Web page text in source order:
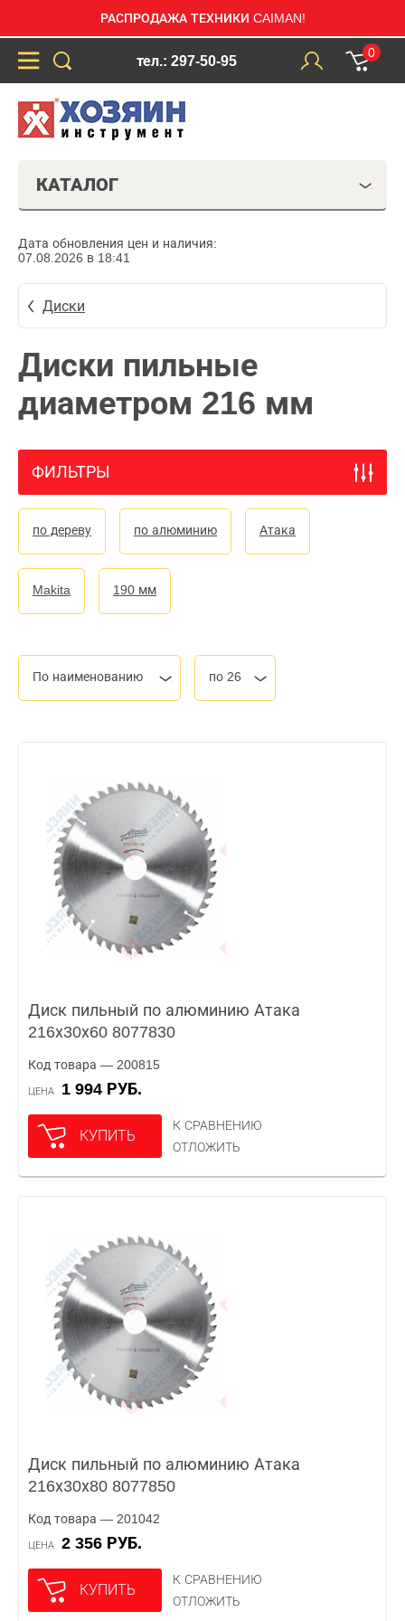
РАСПРОДАЖА ТЕХНИКИ CAIMAN!
тел.: 297-50-95
0
КАТАЛОГ
Дата обновления цен и наличия:
07.08.2026 в 18:41
Диски
Диски пильные
диаметром 216 мм
ФИЛЬТРЫ
по дереву по алюминию Атака
Makita 190 мм
По наименованию по 26
Диск пильный по алюминию Атака
216х30х60 8077830
Код товара — 200815
ЦЕНА 1 994 РУБ.
КУПИТЬ
К СРАВНЕНИЮ
ОТЛОЖИТЬ
Диск пильный по алюминию Атака
216х30х80 8077850
Код товара — 201042
ЦЕНА 2 356 РУБ.
КУПИТЬ
К СРАВНЕНИЮ
ОТЛОЖИТЬ